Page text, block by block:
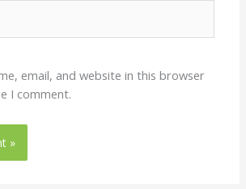
email, and website in this browser
I comment.